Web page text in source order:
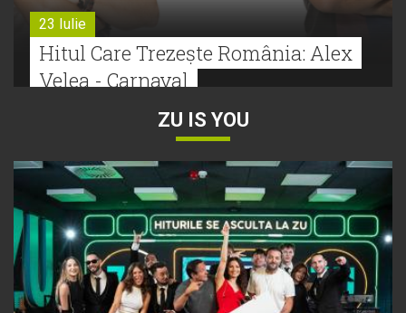
23 Iulie
Hitul Care Trezește România: Alex
Velea - Carnaval
Bătălie strânsă la Hitul Monstru Al
Verii: Cabron versus Faydee
21 Iulie
Dă volumul mai tare! Cabron vine
cu Hitul Monstru al Verii
ZU IS YOU